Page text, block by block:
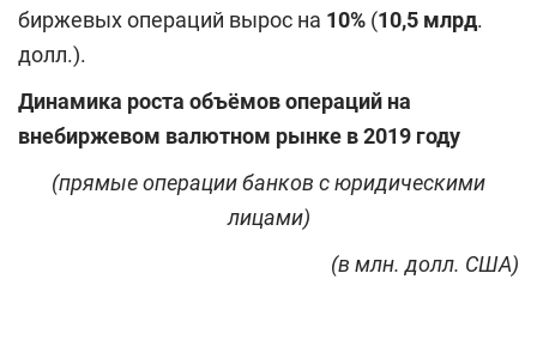
биржевых операций вырос на 10% (10,5 млрд.
долл.).
Динамика роста объёмов операций на
внебиржевом валютном рынке в 2019 году
(прямые операции банков с юридическими
лицами)
(в млн. долл. США)